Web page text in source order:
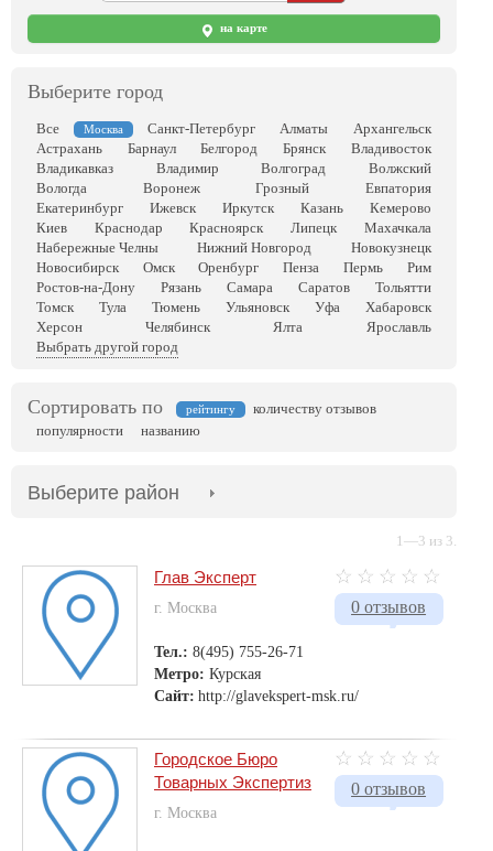
на карте
Выберите город
Все Москва Санкт-Петербург Алматы
Архангельск
Астрахань
Барнаул Белгород Брянск
Владивосток
Владикавказ
Владимир Волгоград
Волжский
Вологда
Воронеж Грозный
Евпатория
Екатеринбург
Ижевск Иркутск Казань
Кемерово
Киев
Краснодар Красноярск Липецк
Махачкала
Набережные Челны
Нижний Новгород
Новокузнецк
Новосибирск
Омск Оренбург Пенза Пермь
Рим
Ростов-на-Дону
Рязань Самара Саратов
Тольятти
Томск
Тула Тюмень Ульяновск Уфа
Хабаровск
Херсон
Челябинск Ялта
Ярославль
Выбрать другой город
Сортировать по рейтингу
количеству отзывов
популярности
названию
Выберите район
1—3 из 3.
0 отзывов
Глав Эксперт
г. Москва
Тел.: 8(495) 755-26-71
Метро: Курская
Сайт: http://glavekspert-msk.ru/
0 отзывов
Городское Бюро
Товарных Экспертиз
г. Москва